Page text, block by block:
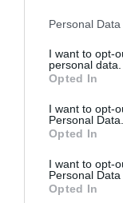
Personal
I want to opt-
personal data.
Opted In
I want to opt-
Personal Data.
Opted In
I want to opt-
Personal Data
Opted In
Tillbehör
RECEPT